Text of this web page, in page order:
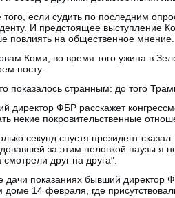
того, если судить по последним
И предстоящее выступление
повлиять на общественное мнение.
Коми, во время того ужина в
посту.
показалось странным: до того
директор ФБР расскажет
некие покровительственные
секунд спустя президент
за этим неловкой паузы я
смотрели друг на друга".
дачи показаниях бывший директор
доме 14 февраля, где